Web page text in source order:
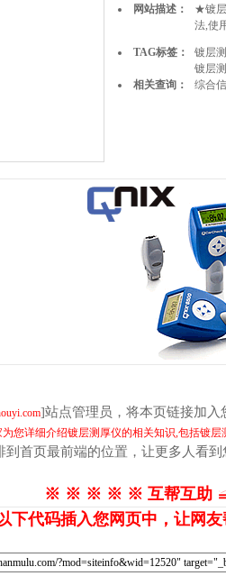
网站描述：
★镀层
法,使
TAG标签：
镀层
镀层
相关查询：
综合
]站点管理员，将本页链接加
您详细介绍镀层测厚仪的相关知识,包括镀
到首页最前端的位置，让更多人看
※ ※ ※ ※ ※ 互帮互助
下代码插入您网页中，让网